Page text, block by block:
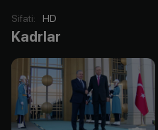
Sifati: HD
Kadrlar